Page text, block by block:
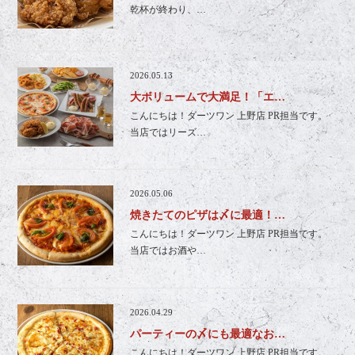
乾杯が終わり、…
2026.05.13
大ボリュームで大満足！「エ…
こんにちは！ダーツワン 上野店 PR担当です。
当店ではリーズ…
2026.05.06
焼きたてのピザは〆に最適！…
こんにちは！ダーツワン 上野店 PR担当です。
当店ではお酒や…
2026.04.29
パーティーの〆にも最適なお…
こんにちは！ダーツワン 上野店 PR担当です。